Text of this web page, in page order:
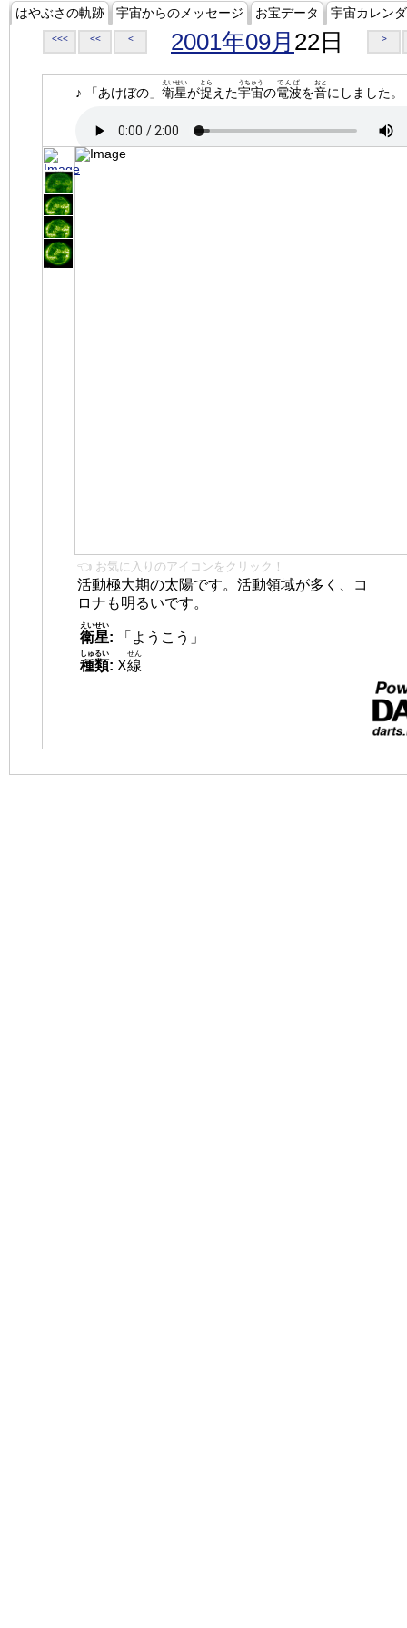
はやぶさの軌跡 宇宙からのメッセージ お宝データ 宇宙カレン
<<< << < 2001年09月 22日 >
♪ 「あけぼの」 衛星
えいせい
が捉
とら
えた宇宙
うちゅう
の電波
でんぱ
を音
おと
にしました。
👈 お気に入りのアイコンをクリック！
活動極大期の太陽です。活動領域が多く、コ
ロナも明るいです。
衛星
えいせい
:
「ようこう」
種類
しゅるい
: X線
せん